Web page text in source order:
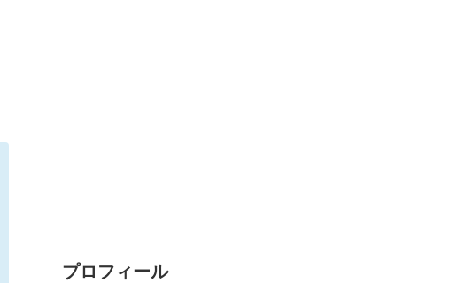
プロフィール